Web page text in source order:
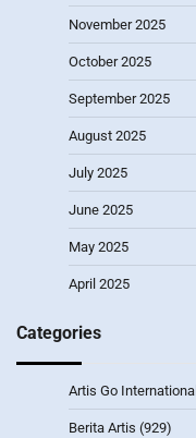
November 2025
October 2025
September 2025
August 2025
July 2025
June 2025
May 2025
April 2025
Categories
Artis Go International
Berita Artis (929)